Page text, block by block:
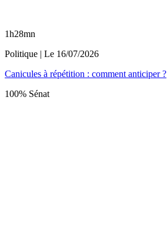
1h28mn
Politique | Le 16/07/2026
Canicules à répétition : comment anticiper ?
100% Sénat